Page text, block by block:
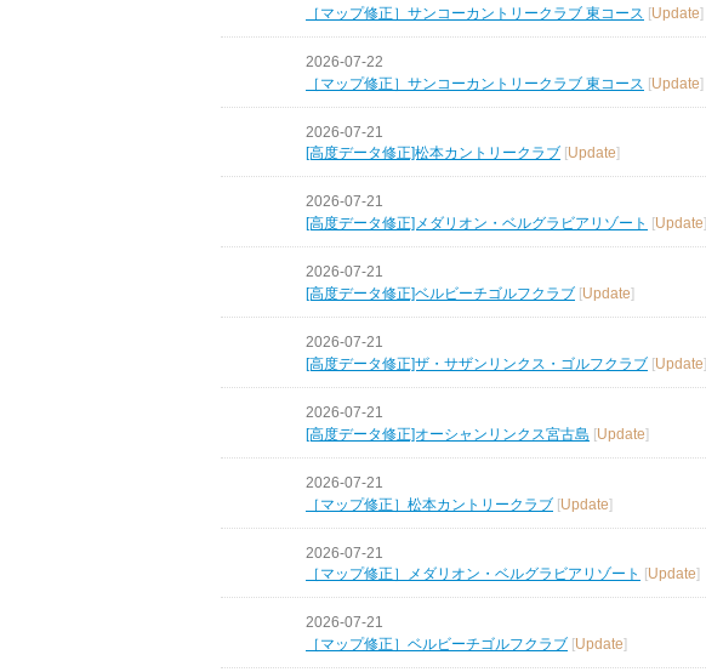
［マップ修正］サンコーカントリークラブ 東コース [Update]
2026-07-22
［マップ修正］サンコーカントリークラブ 東コース [Update]
2026-07-21
[高度データ修正]松本カントリークラブ [Update]
2026-07-21
[高度データ修正]メダリオン・ベルグラビアリゾート [Update]
2026-07-21
[高度データ修正]ベルビーチゴルフクラブ [Update]
2026-07-21
[高度データ修正]ザ・サザンリンクス・ゴルフクラブ [Update]
2026-07-21
[高度データ修正]オーシャンリンクス宮古島 [Update]
2026-07-21
［マップ修正］松本カントリークラブ [Update]
2026-07-21
［マップ修正］メダリオン・ベルグラビアリゾート [Update]
2026-07-21
［マップ修正］ベルビーチゴルフクラブ [Update]